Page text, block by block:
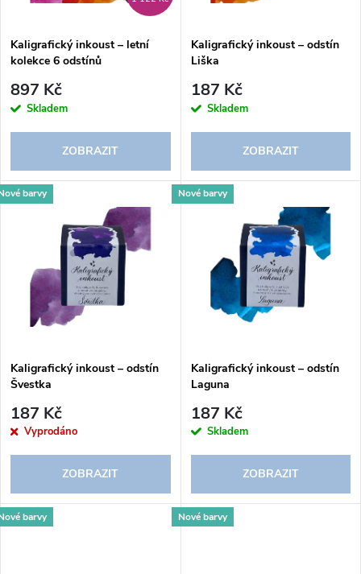
p
r
o
d
s
p
r
d
ů
Kaligrafický inkoust – letní
kolekce 6 odstínů
897 Kč
Skladem
ZOBRAZIT
Kaligrafický inkoust – odstín
Liška
187 Kč
Skladem
ZOBRAZIT
barvy
Kaligrafický inkoust – odstín
Švestka
187 Kč
Vyprodáno
ZOBRAZIT
Nové barvy
Kaligrafický inkoust – odstín
Laguna
187 Kč
Skladem
ZOBRAZIT
barvy Nové barvy